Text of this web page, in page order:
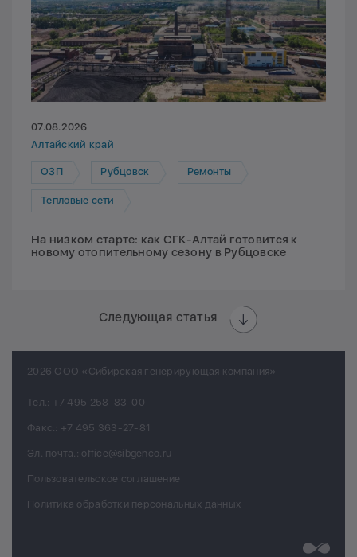
07.08.2026
Алтайский край
ОЗП Рубцовск Ремонты
Тепловые сети
На низком старте: как СГК-Алтай готовится к
новому отопительному сезону в Рубцовске
Следующая статья
2026 ООО «Сибирская генерирующая компания»
Тел.: +7 495 258-83-00
Факс.: +7 495 363-27-81
Эл. почта.: office@sibgenco.ru
Пользовательское соглашение
Политика обработки персональных данных